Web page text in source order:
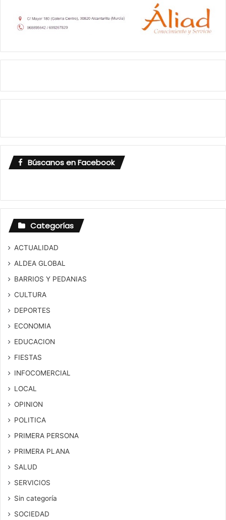
Búscanos en Facebook
Categorías
ACTUALIDAD
ALDEA GLOBAL
BARRIOS Y PEDANIAS
CULTURA
DEPORTES
ECONOMIA
EDUCACION
FIESTAS
INFOCOMERCIAL
LOCAL
OPINION
POLITICA
PRIMERA PERSONA
PRIMERA PLANA
SALUD
SERVICIOS
Sin categoría
SOCIEDAD